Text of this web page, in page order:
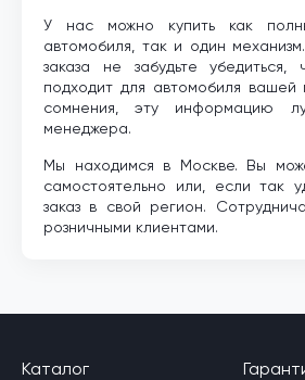
У нас можно купить как
автомобиля, так и один
заказа не забудьте убедиться,
подходит для автомобиля вашей
сомнения, эту информацию
менеджера.
Мы находимся в Москве. Вы
самостоятельно или, если так
заказ в свой регион.
розничными клиентами.
Каталог